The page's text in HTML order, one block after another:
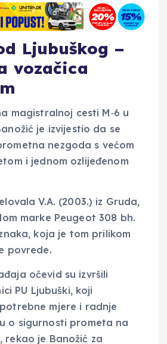
Ljubuškog –
vozačica
magistralnoj cesti M‑6 u
je izvijestio da se
nezgoda s većom
i jednom ozlijeđenom
V.A. (2003.) iz Gruda,
marke Peugeot 308 bh.
koja je tom prilikom
povrede.
očevid su izvršili
PU Ljubuški, koji
mjere i radnje
o sigurnosti prometa na
rekao je Banožić za